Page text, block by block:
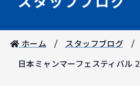
ホーム スタッフブログ
日本ミャンマーフェスティバル